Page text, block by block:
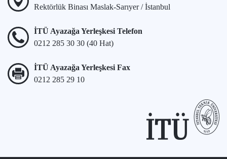
Rektörlük Binası Maslak-Sarıyer / İstanbul
İTÜ Ayazağa Yerleşkesi Telefon
0212 285 30 30 (40 Hat)
İTÜ Ayazağa Yerleşkesi Fax
0212 285 29 10